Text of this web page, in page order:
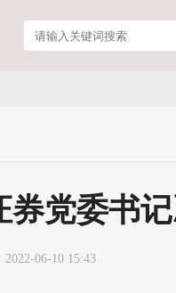
券党委书
2022-06-10 15:43